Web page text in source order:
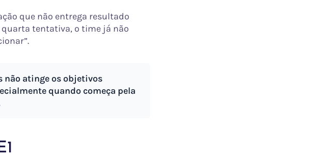
que não entrega resultado
tentativa, o time já não
não atinge os objetivos
quando começa pela